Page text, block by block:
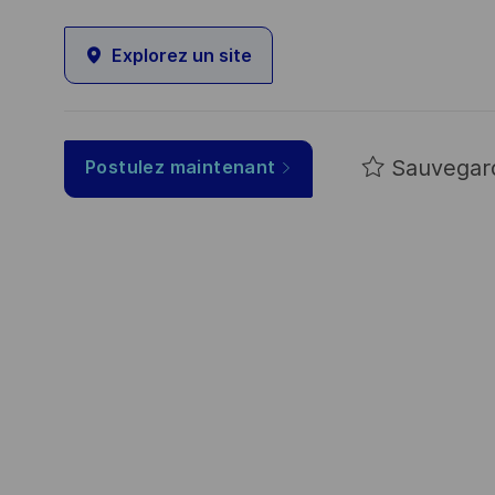
Explorez un site
Postulez maintenant